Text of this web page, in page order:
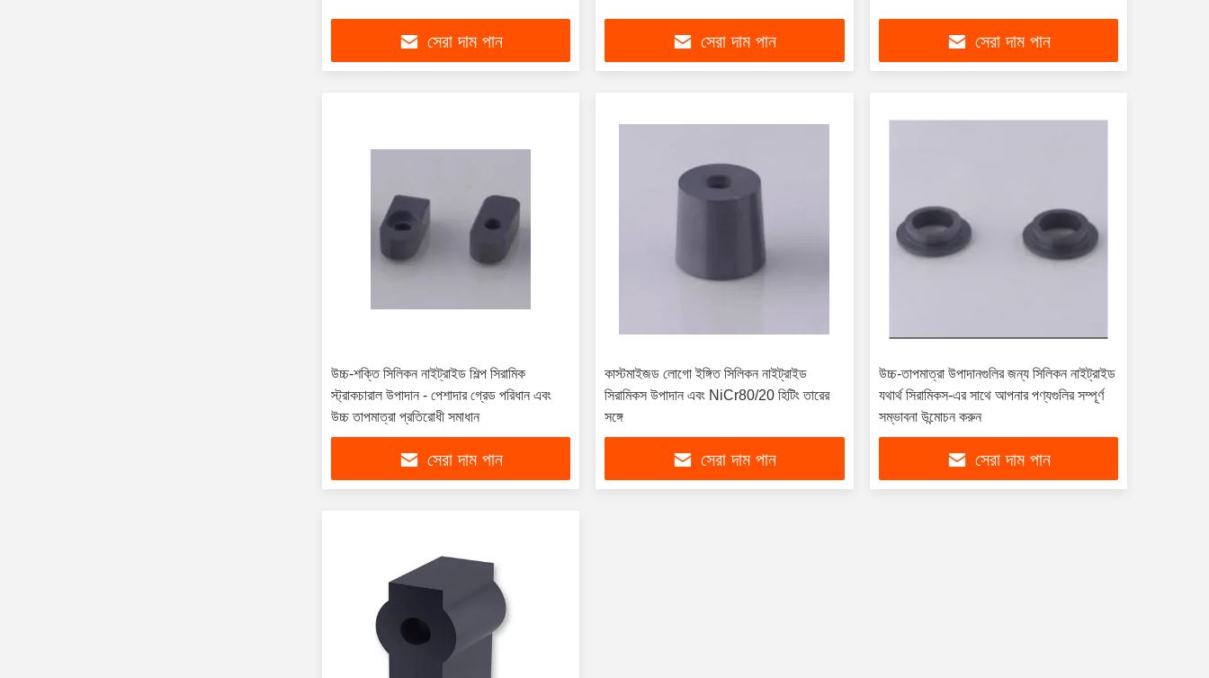
সেরা দাম পান সেরা দাম পান সেরা দাম পান
উচ্চ-শক্তি সিলিকন নাইট্রাইড শিল্প সিরামিক
স্ট্রাকচারাল উপাদান - পেশাদার গ্রেড পরিধান এবং
উচ্চ তাপমাত্রা প্রতিরোধী সমাধান
সেরা দাম পান
কাস্টমাইজড লোগো ইঙ্গিত সিলিকন নাইট্রাইড
সিরামিকস উপাদান এবং NiCr80/20 হিটিং তারের
সঙ্গে
সেরা দাম পান
উচ্চ-তাপমাত্রা উপাদানগুলির জন্য সিলিকন নাইট্রাইড
যথার্থ সিরামিকস-এর সাথে আপনার পণ্যগুলির সম্পূর্ণ
সম্ভাবনা উন্মোচন করুন
সেরা দাম পান